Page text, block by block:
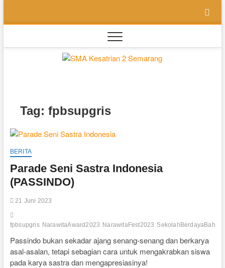
content
Tag: fpbsupgris
BERITA
Parade Seni Sastra Indonesia
(PASSINDO)
21 Juni 2023
fpbsupgris NarawitaAward2023 NarawitaFest2023
Passindo bukan sekadar ajang senang-senang dan berkarya
asal-asalan, tetapi sebagian cara untuk mengakrabkan siswa
pada karya sastra dan mengapresiasinya!